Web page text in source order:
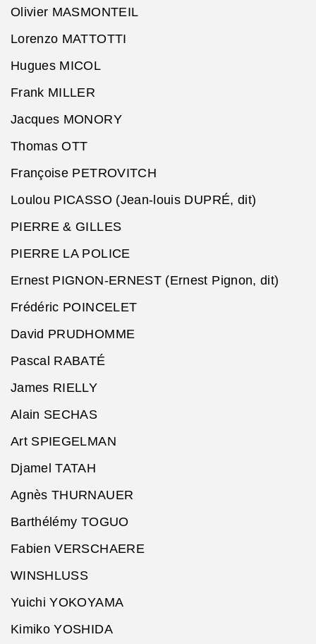
Olivier MASMONTEIL
Lorenzo MATTOTTI
Hugues MICOL
Frank MILLER
Jacques MONORY
Thomas OTT
Françoise PETROVITCH
Loulou PICASSO (Jean-louis DUPRÉ, dit)
PIERRE & GILLES
PIERRE LA POLICE
Ernest PIGNON-ERNEST (Ernest Pignon, dit)
Frédéric POINCELET
David PRUDHOMME
Pascal RABATÉ
James RIELLY
Alain SECHAS
Art SPIEGELMAN
Djamel TATAH
Agnès THURNAUER
Barthélémy TOGUO
Fabien VERSCHAERE
WINSHLUSS
Yuichi YOKOYAMA
Kimiko YOSHIDA